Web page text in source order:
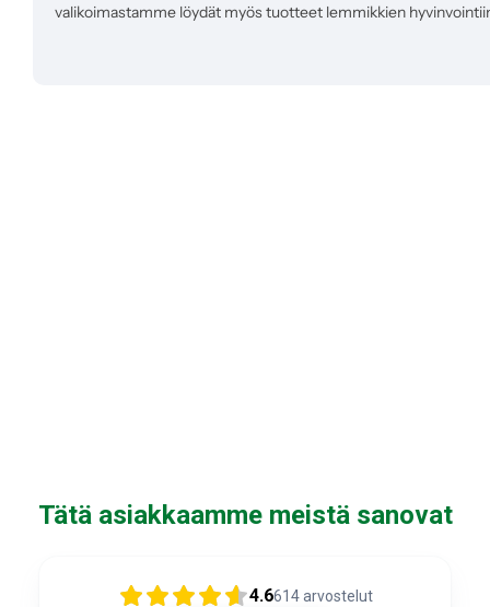
valikoimastamme löydät myös tuotteet lemmikkien
Tätä asiakkaamme meistä sanovat
4.6614 arvostelut